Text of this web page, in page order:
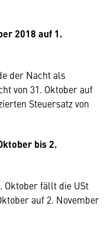
2018 auf 1.
der Nacht als
von 31. Oktober auf
Steuersatz von
bis 2.
Oktober fällt die USt
auf 2. November